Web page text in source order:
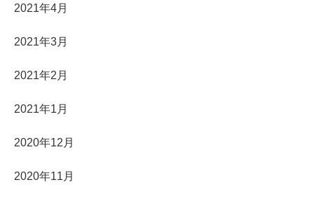
2021年4月
2021年3月
2021年2月
2021年1月
2020年12月
2020年11月